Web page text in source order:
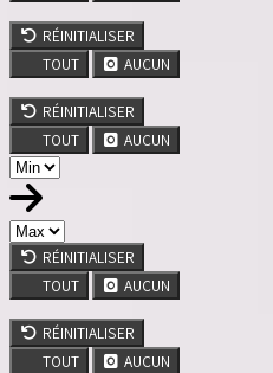
RÉINITIALISER
TOUT
AUCUN
RÉINITIALISER
TOUT
AUCUN
RÉINITIALISER
TOUT
AUCUN
RÉINITIALISER
TOUT
AUCUN